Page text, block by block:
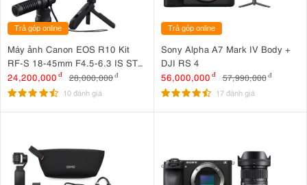
Trả góp online
Máy ảnh Canon EOS R10 Kit
RF-S 18-45mm F4.5-6.3 IS STM
+ Microphone Canon DM-E100
+ Báng tay cầm Canon HG-
24,200,000 đ 28,000,000đ
10 đánh giá
Trả góp online
Sony Alpha A7 Mark IV Body +
DJI RS 4
56,000,000 đ 57,990,000 đ
17 đánh giá